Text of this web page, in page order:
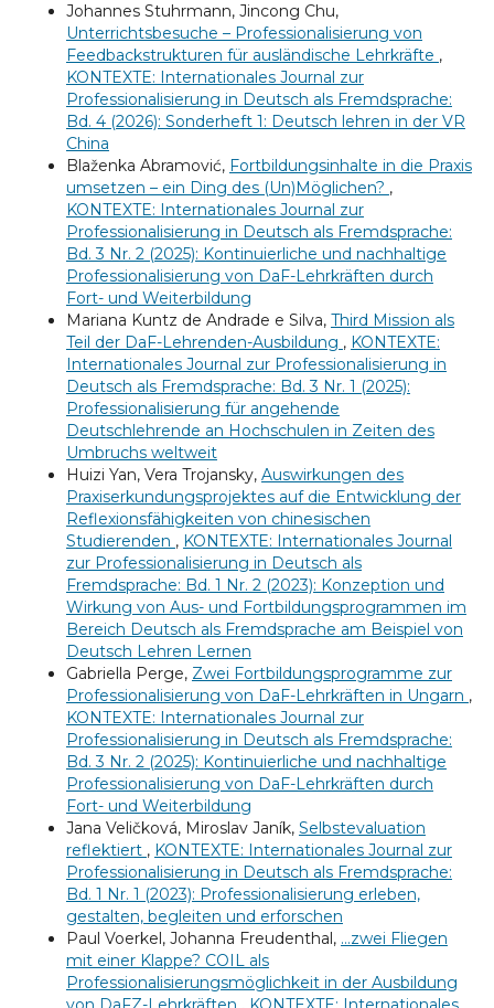
Johannes Stuhrmann, Jincong Chu,
Unterrichtsbesuche – Professionalisierung von
Feedbackstrukturen für ausländische Lehrkräfte ,
KONTEXTE: Internationales Journal zur
Professionalisierung in Deutsch als Fremdsprache:
Bd. 4 (2026): Sonderheft 1: Deutsch lehren in der VR
China
Blaženka Abramović, Fortbildungsinhalte in die Praxis
umsetzen – ein Ding des (Un)Möglichen? ,
KONTEXTE: Internationales Journal zur
Professionalisierung in Deutsch als Fremdsprache:
Bd. 3 Nr. 2 (2025): Kontinuierliche und nachhaltige
Professionalisierung von DaF-Lehrkräften durch
Fort- und Weiterbildung
Mariana Kuntz de Andrade e Silva, Third Mission als
Teil der DaF-Lehrenden-Ausbildung , KONTEXTE:
Internationales Journal zur Professionalisierung in
Deutsch als Fremdsprache: Bd. 3 Nr. 1 (2025):
Professionalisierung für angehende
Deutschlehrende an Hochschulen in Zeiten des
Umbruchs weltweit
Huizi Yan, Vera Trojansky, Auswirkungen des
Praxiserkundungsprojektes auf die Entwicklung der
Reflexionsfähigkeiten von chinesischen
Studierenden , KONTEXTE: Internationales Journal
zur Professionalisierung in Deutsch als
Fremdsprache: Bd. 1 Nr. 2 (2023): Konzeption und
Wirkung von Aus- und Fortbildungsprogrammen im
Bereich Deutsch als Fremdsprache am Beispiel von
Deutsch Lehren Lernen
Gabriella Perge, Zwei Fortbildungsprogramme zur
Professionalisierung von DaF-Lehrkräften in Ungarn ,
KONTEXTE: Internationales Journal zur
Professionalisierung in Deutsch als Fremdsprache:
Bd. 3 Nr. 2 (2025): Kontinuierliche und nachhaltige
Professionalisierung von DaF-Lehrkräften durch
Fort- und Weiterbildung
Jana Veličková, Miroslav Janík, Selbstevaluation
reflektiert , KONTEXTE: Internationales Journal zur
Professionalisierung in Deutsch als Fremdsprache:
Bd. 1 Nr. 1 (2023): Professionalisierung erleben,
gestalten, begleiten und erforschen
Paul Voerkel, Johanna Freudenthal, …zwei Fliegen
mit einer Klappe? COIL als
Professionalisierungsmöglichkeit in der Ausbildung